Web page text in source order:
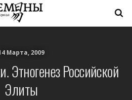
Марта, 2009
Этногенез Российской
Элиты